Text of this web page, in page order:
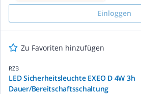
Einloggen
Zu Favoriten hinzufügen
RZB
LED Sicherheitsleuchte EXEO D 4W 3h
Dauer/Bereitschaftsschaltung